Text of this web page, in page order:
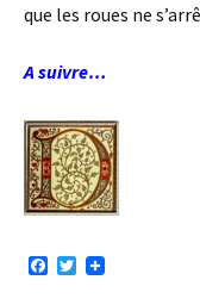
que les roues ne
A suivre…
T